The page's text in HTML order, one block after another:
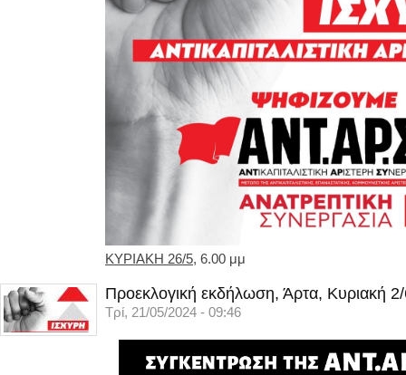
ΚΥΡΙΑΚΗ 26/5, 6.00 μμ
Προεκλογική εκδήλωση, Άρτα, Κυριακή
Τρί, 21/05/2024 - 09:46